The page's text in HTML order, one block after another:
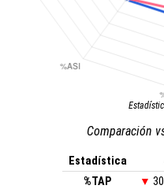
Comparación
Estadística
%TAP
▼